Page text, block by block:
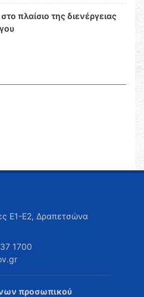
πλαίσιο της διενέργειας
Ε1-Ε2, Δραπετσώνα
1700
προσωπικού